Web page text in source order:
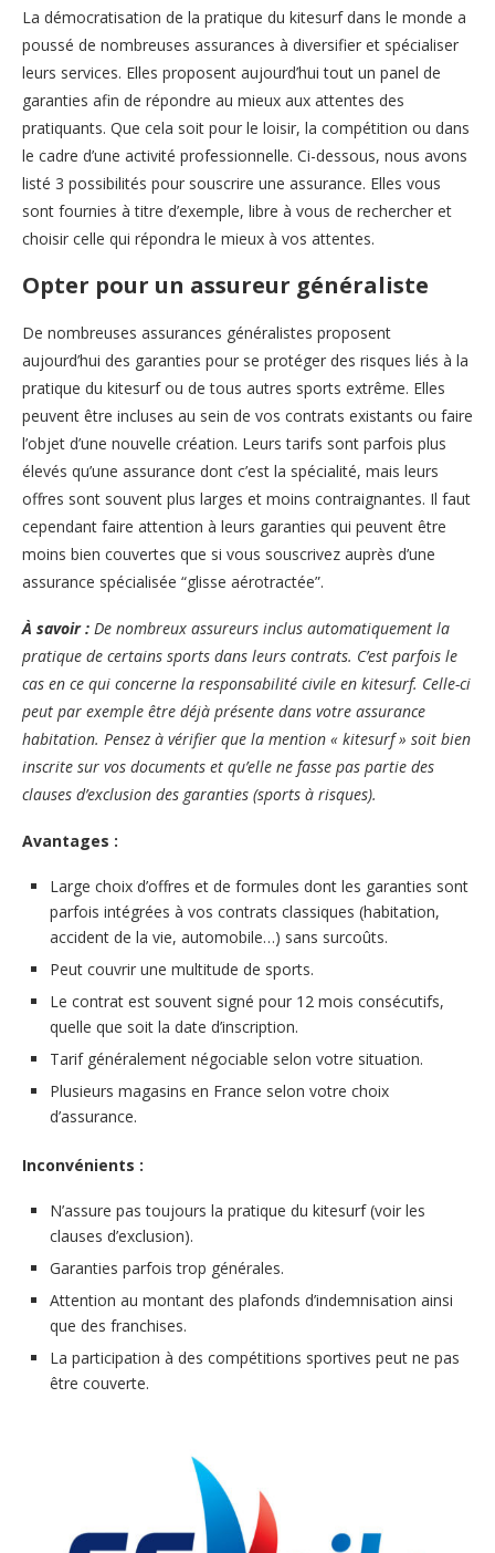
La démocratisation de la pratique du kitesurf dans le monde a
poussé de nombreuses assurances à diversifier et spécialiser
leurs services. Elles proposent aujourd’hui tout un panel de
garanties afin de répondre au mieux aux attentes des
pratiquants. Que cela soit pour le loisir, la compétition ou dans
le cadre d’une activité professionnelle. Ci-dessous, nous avons
listé 3 possibilités pour souscrire une assurance. Elles vous
sont fournies à titre d’exemple, libre à vous de rechercher et
choisir celle qui répondra le mieux à vos attentes.
Opter pour un assureur généraliste
De nombreuses assurances généralistes proposent
aujourd’hui des garanties pour se protéger des risques liés à la
pratique du kitesurf ou de tous autres sports extrême. Elles
peuvent être incluses au sein de vos contrats existants ou faire
l’objet d’une nouvelle création. Leurs tarifs sont parfois plus
élevés qu’une assurance dont c’est la spécialité, mais leurs
offres sont souvent plus larges et moins contraignantes. Il faut
cependant faire attention à leurs garanties qui peuvent être
moins bien couvertes que si vous souscrivez auprès d’une
assurance spécialisée “glisse aérotractée”.
À savoir : De nombreux assureurs inclus automatiquement la
pratique de certains sports dans leurs contrats. C’est parfois le
cas en ce qui concerne la responsabilité civile en kitesurf. Celle-ci
peut par exemple être déjà présente dans votre assurance
habitation. Pensez à vérifier que la mention « kitesurf » soit bien
inscrite sur vos documents et qu’elle ne fasse pas partie des
clauses d’exclusion des garanties (sports à risques).
Avantages :
Large choix d’offres et de formules dont les garanties sont
parfois intégrées à vos contrats classiques (habitation,
accident de la vie, automobile…) sans surcoûts.
Peut couvrir une multitude de sports.
Le contrat est souvent signé pour 12 mois consécutifs,
quelle que soit la date d’inscription.
Tarif généralement négociable selon votre situation.
Plusieurs magasins en France selon votre choix
d’assurance.
Inconvénients :
N’assure pas toujours la pratique du kitesurf (voir les
clauses d’exclusion).
Garanties parfois trop générales.
Attention au montant des plafonds d’indemnisation ainsi
que des franchises.
La participation à des compétitions sportives peut ne pas
être couverte.